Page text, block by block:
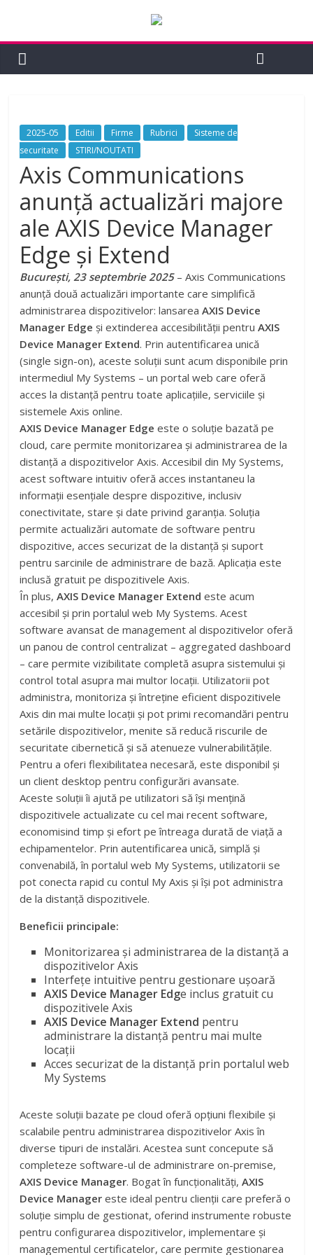
2025-05 Editii Firme Rubrici
Sisteme de
securitate
STIRI/NOUTATI
Axis Communications
anunță actualizări majore
ale AXIS Device Manager
Edge și Extend
București, 23 septembrie 2025 – Axis Communications
anunță două actualizări importante care simplifică
administrarea dispozitivelor: lansareaAXIS Device
Manager Edge și extinderea accesibilității pentruAXIS
Device Manager Extend. Prin autentificarea unică
(single sign-on), aceste soluții sunt acum disponibile prin
intermediul My Systems – un portal web care oferă
acces la distanță pentru toate aplicațiile, serviciile și
sistemele Axis online.
AXIS Device Manager Edge este o soluție bazată pe
cloud, care permite monitorizarea și administrarea de la
distanță a dispozitivelor Axis. Accesibil din My Systems,
acest software intuitiv oferă acces instantaneu la
informații esențiale despre dispozitive, inclusiv
conectivitate, stare și date privind garanția. Soluția
permite actualizări automate de software pentru
dispozitive, acces securizat de la distanță și suport
pentru sarcinile de administrare de bază. Aplicația este
inclusă gratuit pe dispozitivele Axis.
În plus,AXIS Device Manager Extend este acum
accesibil și prin portalul web My Systems. Acest
software avansat de management al dispozitivelor oferă
un panou de control centralizat – aggregated dashboard
– care permite vizibilitate completă asupra sistemului și
control total asupra mai multor locații. Utilizatorii pot
administra, monitoriza și întreține eficient dispozitivele
Axis din mai multe locații și pot primi recomandări pentru
setările dispozitivelor, menite să reducă riscurile de
securitate cibernetică și să atenueze vulnerabilitățile.
Pentru a oferi flexibilitatea necesară, este disponibil și
un client desktop pentru configurări avansate.
Aceste soluții îi ajută pe utilizatori să își mențină
dispozitivele actualizate cu cel mai recent software,
economisind timp și efort pe întreaga durată de viață a
echipamentelor. Prin autentificarea unică, simplă și
convenabilă, în portalul web My Systems, utilizatorii se
pot conecta rapid cu contul My Axis și își pot administra
de la distanță dispozitivele.
Beneficii principale:
Monitorizarea și administrarea de la distanță a
dispozitivelor Axis
Interfețe intuitive pentru gestionare ușoară
AXIS Device Manager Edge inclus gratuit cu
dispozitivele Axis
AXIS Device Manager Extend pentru
administrare la distanță pentru mai multe
locații
Acces securizat de la distanță prin portalul web
My Systems
Aceste soluții bazate pe cloud oferă opțiuni flexibile și
scalabile pentru administrarea dispozitivelor Axis în
diverse tipuri de instalări. Acestea sunt concepute să
completeze software-ul de administrare on-premise,
AXIS Device Manager. Bogat în funcționalități,AXIS
Device Manager este ideal pentru clienții care preferă o
soluție simplu de gestionat, oferind instrumente robuste
pentru configurarea dispozitivelor, implementare și
managementul certificatelor, care permite gestionarea